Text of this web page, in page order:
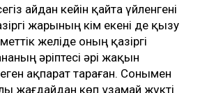
айдан кейін қайта үйленгені
жарының кім екені де қызу
желіде оның қазіргі
әріптесі әрі жақын
ақпарат тараған. Сонымен
жағдайдан көп ұзамай жүкті